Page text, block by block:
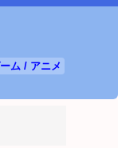
ム / アニメ